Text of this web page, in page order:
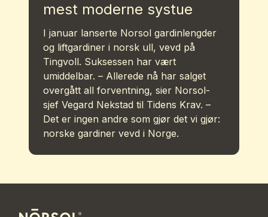
mest moderne systue
I januar lanserte Norsol gardinlengder
og liftgardiner i norsk ull, vevd på
Tingvoll. Suksessen har vært
umiddelbar. – Allerede nå har salget
overgått all forventning, sier Norsol-
sjef Vegard Nekstad til Tidens Krav. –
Det er ingen andre som gjør det vi gjør:
norske gardiner vevd i Norge.